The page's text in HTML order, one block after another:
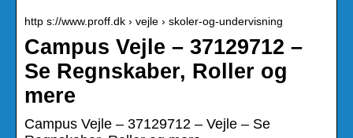
http s://www.proff.dk › vejle › skoler-og-undervisning
Campus Vejle – 37129712 –
Se Regnskaber, Roller og
mere
Campus Vejle – 37129712 – Vejle – Se